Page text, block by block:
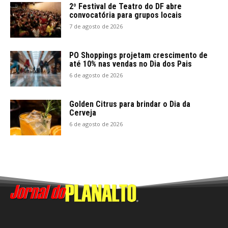
2º Festival de Teatro do DF abre
convocatória para grupos locais
7 de agosto de 2026
PO Shoppings projetam crescimento de
até 10% nas vendas no Dia dos Pais
6 de agosto de 2026
Golden Citrus para brindar o Dia da
Cerveja
6 de agosto de 2026